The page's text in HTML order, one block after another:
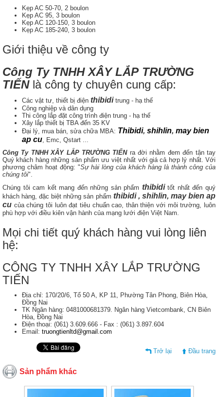
Kẹp AC 50-70, 2 boulon
Kẹp AC 95, 3 boulon
Kẹp AC 120-150, 3 boulon
Kẹp AC 185-240, 3 boulon
Giới thiệu về công ty
Công Ty TNHH XÂY LẮP TRƯỜNG
TIẾNlà công ty chuyên cung cấp:
Các vật tư, thiết bị điện thibidi trung - hạ thế
Công nghiệp và dân dụng
Thi công lắp đặt công trình điện trung - hạ thế
Xây lắp thiết bị TBA đến 35 KV
Đại lý, mua bán, sửa chữa MBA: Thibidi, shihlin, may bien
ap cu , Emc, Qstart ...
Công Ty TNHH XÂY LẮP TRƯỜNG TIẾNra đời nhằm đem đến tận tay
Quý khách hàng những sản phẩm ưu việt nhất với giá cả hợp lý nhất. Với
phương châm hoạt động: "Sự hài lòng của khách hàng là thành công của
chúng tôi".
Chúng tôi cam kết mang đến những sản phẩm thibiditốt nhất đến quý
khách hàng, đặc biệt những sản phẩm thibidi , shihlin, may bien ap
cu của chúng tôi luôn đạt tiêu chuẩn cao, thân thiện với môi trường, luôn
phù hợp với điều kiên vận hành của mạng lưới điện Việt Nam.
Mọi chi tiết quý khách hàng vui lòng liên
hệ:
CÔNG TY TNHH XÂY LẮP TRƯỜNG
TIẾN
Địa chỉ: 170/20/6, Tổ 50 A, KP 11, Phường Tân Phong, Biên Hòa,
Đồng Nai
TK Ngân hàng: 0481000681379. Ngân hàng Vietcombank, CN Biên
Hòa, Đồng Nai
Điện thoại: (061) 3.609.666 - Fax : (061) 3.897.604
Email: truongtienltd@gmail.com
Trở lại Đầu trang
Sản phẩm khác